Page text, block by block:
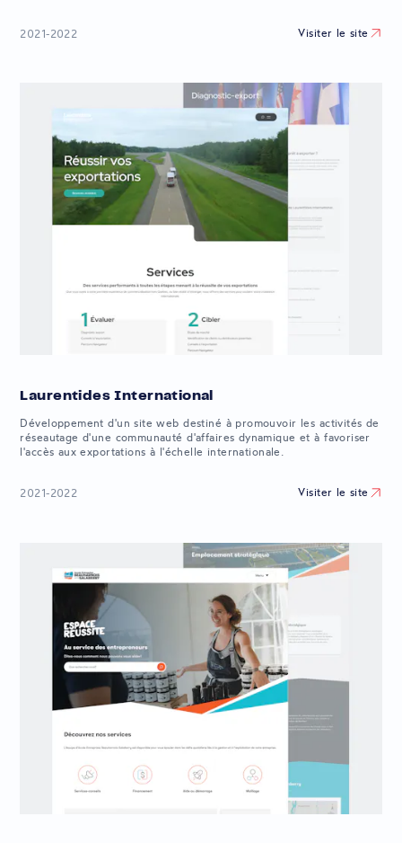
2021-2022 Visiter le site
Laurentides International
Développement d'un site web destiné à promouvoir les activités de
réseautage d'une communauté d'affaires dynamique et à favoriser
l'accès aux exportations à l'échelle internationale.
2021-2022 Visiter le site